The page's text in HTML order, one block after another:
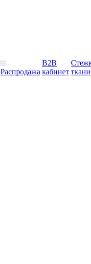
Распродажа
B2B
кабинет ткани